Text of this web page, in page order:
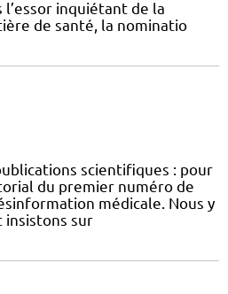
inquiétant de la
de santé, la nominatio
scientifiques : pour
du premier numéro de
médicale. Nous y
insistons sur